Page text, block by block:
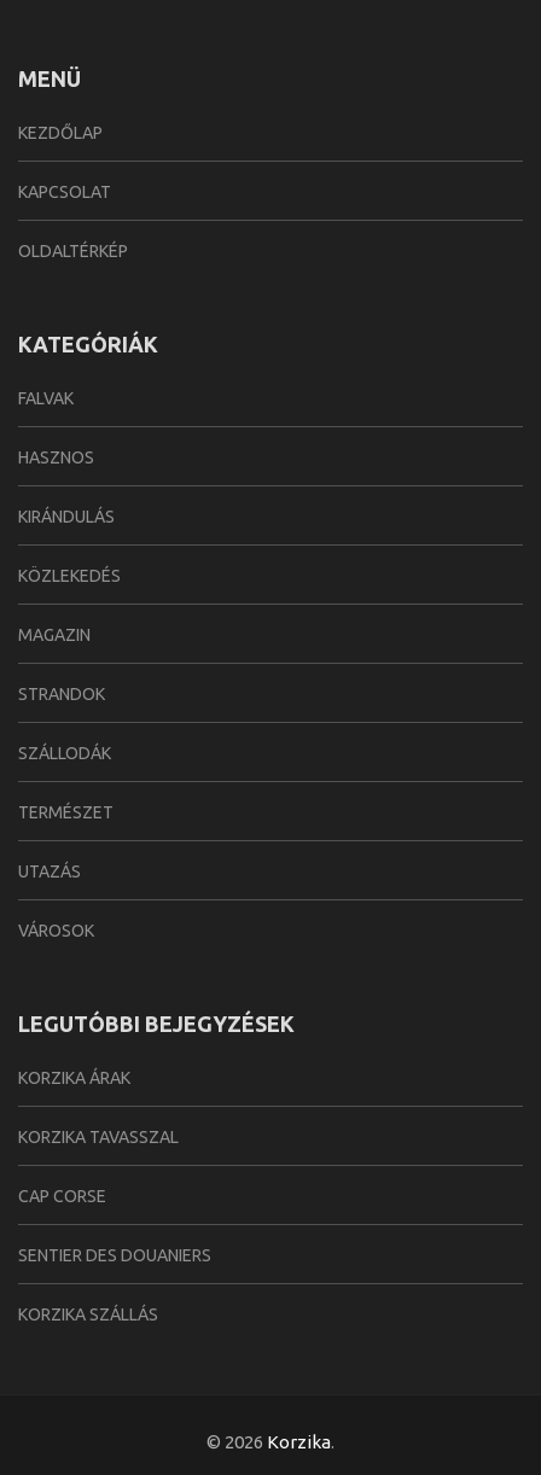
MENÜ
KEZDŐLAP
KAPCSOLAT
OLDALTÉRKÉP
KATEGÓRIÁK
FALVAK
HASZNOS
KIRÁNDULÁS
KÖZLEKEDÉS
MAGAZIN
STRANDOK
SZÁLLODÁK
TERMÉSZET
UTAZÁS
VÁROSOK
LEGUTÓBBI BEJEGYZÉSEK
KORZIKA ÁRAK
KORZIKA TAVASSZAL
CAP CORSE
SENTIER DES DOUANIERS
KORZIKA SZÁLLÁS
© 2026 Korzika.